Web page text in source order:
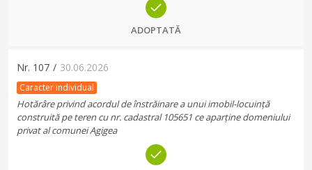
ADOPTATĂ
Nr. 107 / 30.06.2026
Caracter individual
Hotărâre privind acordul de înstrăinare a unui imobil-locuință
construită pe teren cu nr. cadastral 105651 ce aparține domeniului
privat al comunei Agigea